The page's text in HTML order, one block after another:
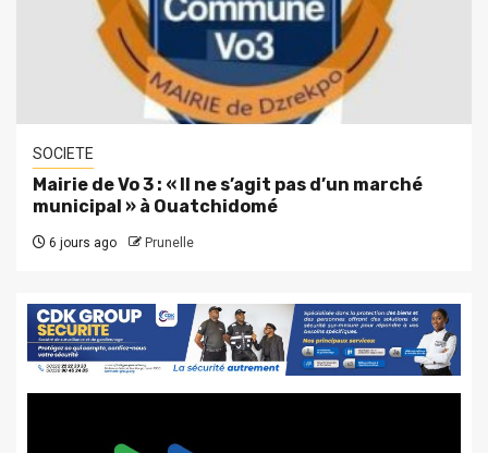
SOCIETE
Mairie de Vo 3 : « Il ne s’agit pas d’un marché
municipal » à Ouatchidomé
6 jours ago Prunelle